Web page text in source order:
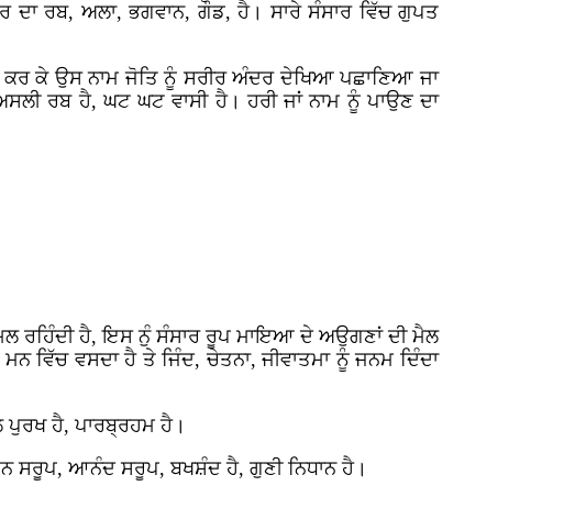
ਦਾ ਰਬ, ਅਲਾ, ਭਗਵਾਨ, ਗੌਡ, ਹੈ। ਸਾਰੇ ਸੰਸਾਰ ਵਿੱਚ ਗੁਪਤ
ਕੇ ਉਸ ਨਾਮ ਜੋਤਿ ਨੂੰ ਸਰੀਰ ਅੰਦਰ ਦੇਖਿਆ ਪਛਾਣਿਆ ਜਾ
ਰਬ ਹੈ, ਘਟ ਘਟ ਵਾਸੀ ਹੈ। ਹਰੀ ਜਾਂ ਨਾਮ ਨੂੰ ਪਾਉਣ ਦਾ
ਰਹਿੰਦੀ ਹੈ, ਇਸ ਨੁੰ ਸੰਸਾਰ ਰੂਪ ਮਾਇਆ ਦੇ ਅਉਗਣਾਂ ਦੀ ਮੈਲ
ਵਿੱਚ ਵਸਦਾ ਹੈ ਤੇ ਜਿੰਦ, ਚੇਤਨਾ, ਜੀਵਾਤਮਾ ਨੂੰ ਜਨਮ ਦਿੰਦਾ
ਪੁਰਖ ਹੈ, ਪਾਰਬ੍ਰਹਮ ਹੈ।
ਸਰੂਪ, ਆਨੰਦ ਸਰੂਪ, ਬਖਸ਼ੰਦ ਹੈ, ਗੁਣੀ ਨਿਧਾਨ ਹੈ।